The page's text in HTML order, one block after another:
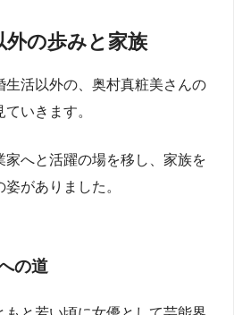
外の歩みと家族
生活以外の、奥村真粧美さんの
いきます。
家へと活躍の場を移し、家族を
がありました。
の道